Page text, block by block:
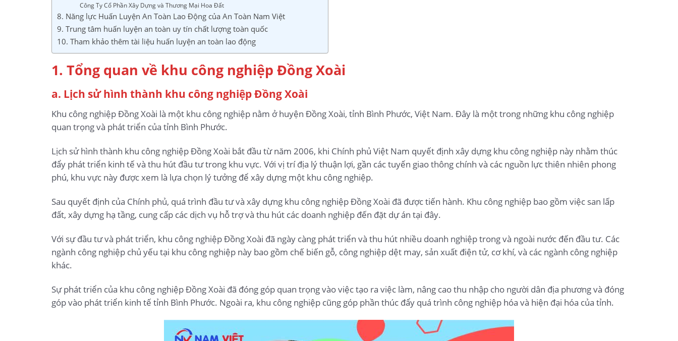
Công Ty Cổ Phần Xây Dựng và Thương Mại Hoa Đất
8. Năng lực Huấn Luyện An Toàn Lao Động của An Toàn Nam Việt
9. Trung tâm huấn luyện an toàn uy tín chất lượng toàn quốc
10. Tham khảo thêm tài liệu huấn luyện an toàn lao động
1. Tổng quan về khu công nghiệp Đồng Xoài
a. Lịch sử hình thành khu công nghiệp Đồng Xoài
Khu công nghiệp Đồng Xoài là một khu công nghiệp nằm ở huyện Đồng Xoài, tỉnh Bình Phước, Việt Nam. Đây là một trong những khu công nghiệp
quan trọng và phát triển của tỉnh Bình Phước.
Lịch sử hình thành khu công nghiệp Đồng Xoài bắt đầu từ năm 2006, khi Chính phủ Việt Nam quyết định xây dựng khu công nghiệp này nhằm thúc
đẩy phát triển kinh tế và thu hút đầu tư trong khu vực. Với vị trí địa lý thuận lợi, gần các tuyến giao thông chính và các nguồn lực thiên nhiên phong
phú, khu vực này được xem là lựa chọn lý tưởng để xây dựng một khu công nghiệp.
Sau quyết định của Chính phủ, quá trình đầu tư và xây dựng khu công nghiệp Đồng Xoài đã được tiến hành. Khu công nghiệp bao gồm việc san lấp
đất, xây dựng hạ tầng, cung cấp các dịch vụ hỗ trợ và thu hút các doanh nghiệp đến đặt dự án tại đây.
Với sự đầu tư và phát triển, khu công nghiệp Đồng Xoài đã ngày càng phát triển và thu hút nhiều doanh nghiệp trong và ngoài nước đến đầu tư. Các
ngành công nghiệp chủ yếu tại khu công nghiệp này bao gồm chế biến gỗ, công nghiệp dệt may, sản xuất điện tử, cơ khí, và các ngành công nghiệp
khác.
Sự phát triển của khu công nghiệp Đồng Xoài đã đóng góp quan trọng vào việc tạo ra việc làm, nâng cao thu nhập cho người dân địa phương và đóng
góp vào phát triển kinh tế tỉnh Bình Phước. Ngoài ra, khu công nghiệp cũng góp phần thúc đẩy quá trình công nghiệp hóa và hiện đại hóa của tỉnh.